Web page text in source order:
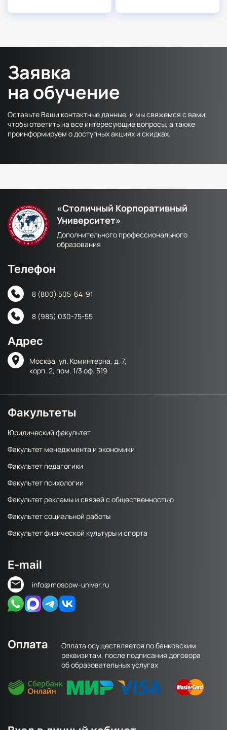
Заявка
на обучение
Оставьте Ваши контактные данные, и мы свяжемся с вами,
чтобы ответить на все интересующие вопросы, а также
проинформируем о доступных акциях и скидках.
«Столичный Корпоративный
Университет»
Дополнительного профессионального
образования
Телефон
8 (800) 505-64-91
8 (985) 030-75-55
Адрес
Москва, ул. Коминтерна, д. 7,
корп. 2, пом. 1/3 оф. 519
Факультеты
Юридический факультет
Факультет менеджмента и экономики
Факультет педагогики
Факультет психологии
Факультет рекламы и связей с общественностью
Факультет социальной работы
Факультет физической культуры и спорта
E-mail
info@moscow-univer.ru
Оплата
Оплата осуществляется по банковским
реквизитам, после подписания договора
об образовательных услугах